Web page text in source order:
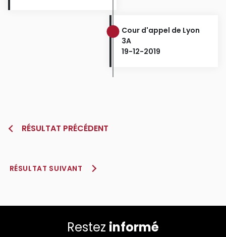
Cour d'appel de Lyon
3A
19-12-2019
RÉSULTAT PRÉCÉDENT
RÉSULTAT SUIVANT
Restez informé